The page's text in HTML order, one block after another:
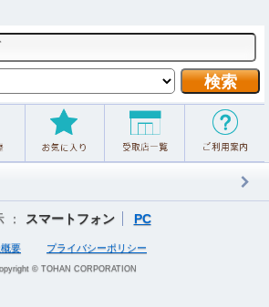
： スマートフォン PC
要 プライバシーポリシー
© TOHAN CORPORATION